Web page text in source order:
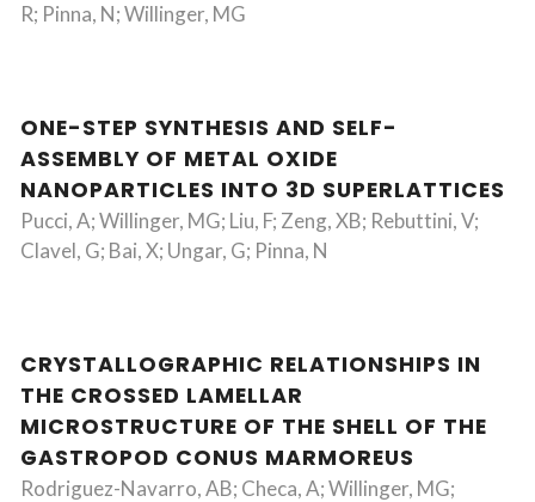
R; Pinna, N; Willinger, MG
ONE-STEP SYNTHESIS AND SELF-
ASSEMBLY OF METAL OXIDE
NANOPARTICLES INTO 3D SUPERLATTICES
Pucci, A; Willinger, MG; Liu, F; Zeng, XB; Rebuttini, V;
Clavel, G; Bai, X; Ungar, G; Pinna, N
CRYSTALLOGRAPHIC RELATIONSHIPS IN
THE CROSSED LAMELLAR
MICROSTRUCTURE OF THE SHELL OF THE
GASTROPOD CONUS MARMOREUS
Rodriguez-Navarro, AB; Checa, A; Willinger, MG;